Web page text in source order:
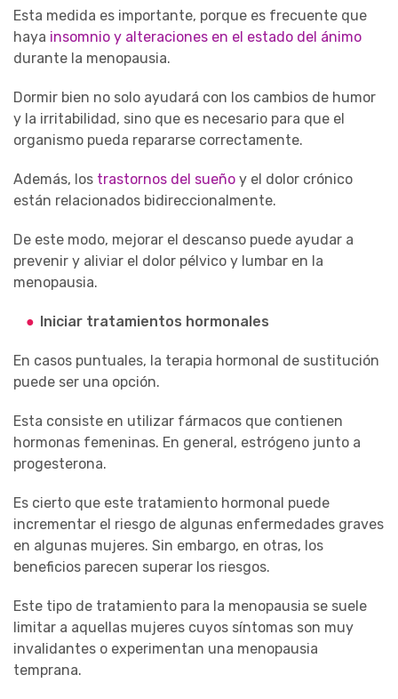
Esta medida es importante, porque es frecuente que
haya insomnio y alteraciones en el estado del ánimo
durante la menopausia.
Dormir bien no solo ayudará con los cambios de humor
y la irritabilidad, sino que es necesario para que el
organismo pueda repararse correctamente.
Además, los trastornos del sueño y el dolor crónico
están relacionados bidireccionalmente.
De este modo, mejorar el descanso puede ayudar a
prevenir y aliviar el dolor pélvico y lumbar en la
menopausia.
Iniciar tratamientos hormonales
En casos puntuales, la terapia hormonal de sustitución
puede ser una opción.
Esta consiste en utilizar fármacos que contienen
hormonas femeninas. En general, estrógeno junto a
progesterona.
Es cierto que este tratamiento hormonal puede
incrementar el riesgo de algunas enfermedades graves
en algunas mujeres. Sin embargo, en otras, los
beneficios parecen superar los riesgos.
Este tipo de tratamiento para la menopausia se suele
limitar a aquellas mujeres cuyos síntomas son muy
invalidantes o experimentan una menopausia
temprana.